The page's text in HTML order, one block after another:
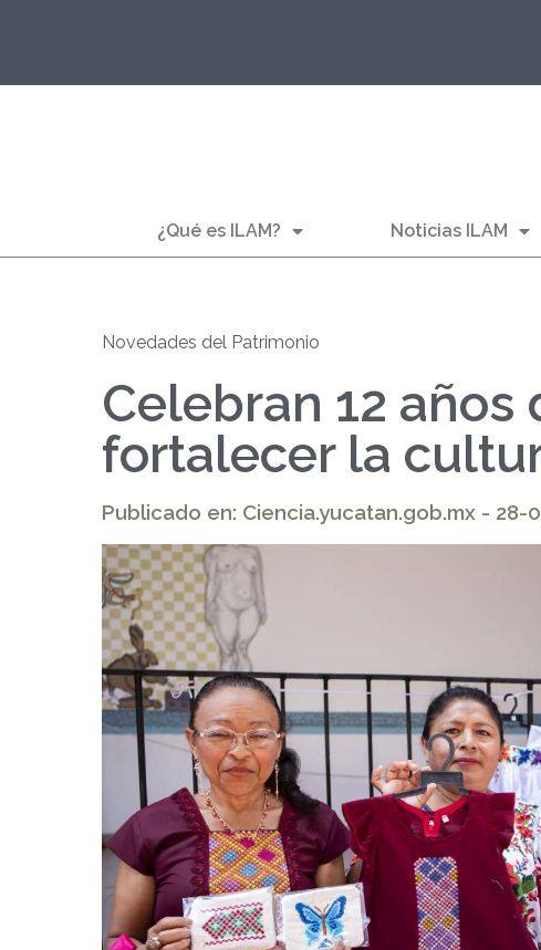
¿Qué es ILAM? Noticias ILAM
Novedades del Patrimonio
Celebran 12 años
fortalecer la
Publicado en: Ciencia.yucatan.gob.mx - 28-